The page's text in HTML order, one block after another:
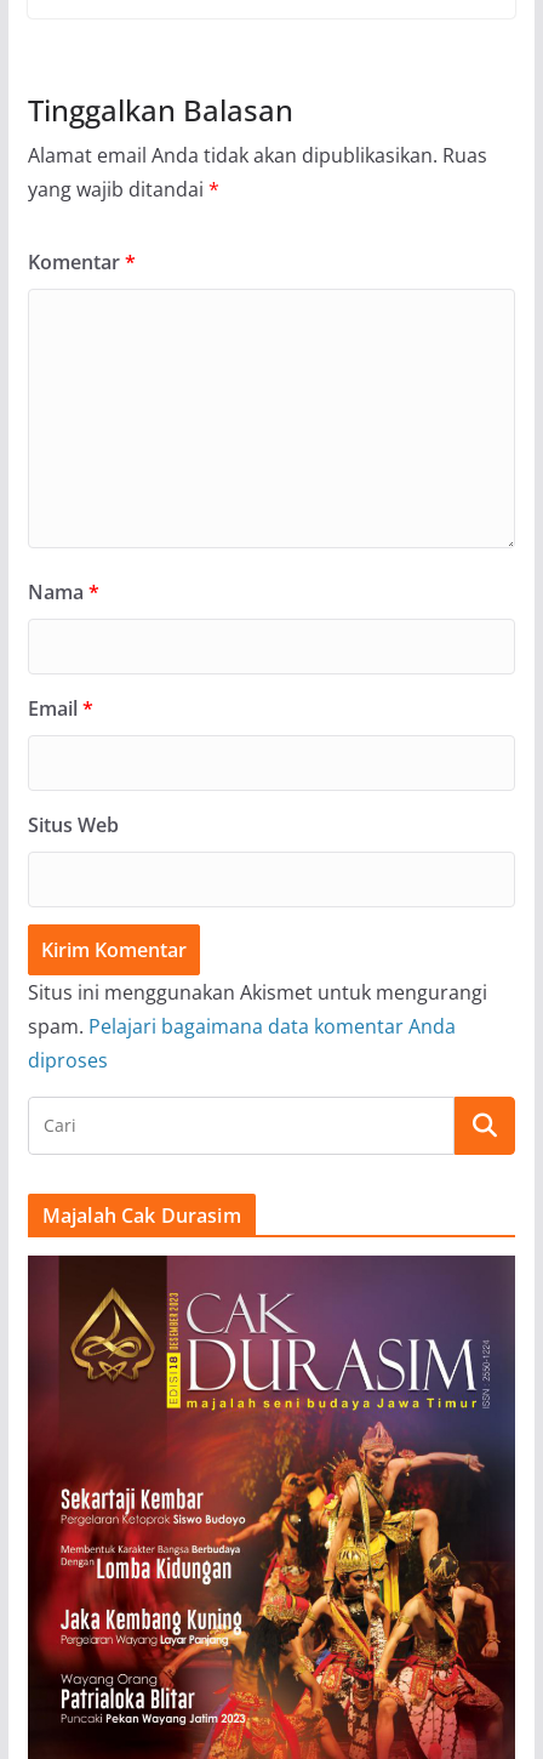
Tinggalkan Balasan
Alamat email Anda tidak akan dipublikasikan. Ruas
yang wajib ditandai *
Komentar*
Nama *
Email*
Situs Web
Situs ini menggunakan Akismet untuk mengurangi
spam. Pelajari bagaimana data komentar Anda
diproses
Majalah Cak Durasim